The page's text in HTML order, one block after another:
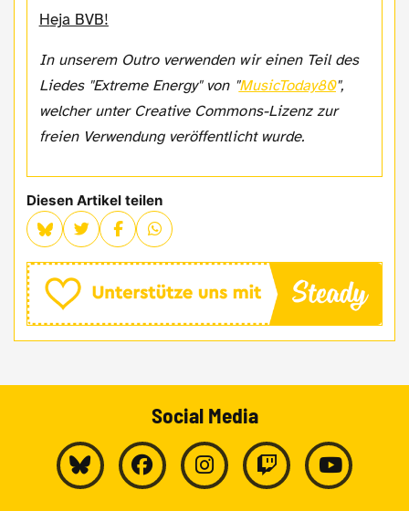
Heja BVB!
In unserem Outro verwenden wir einen Teil des
Liedes "Extreme Energy" von "MusicToday80",
welcher unter Creative Commons-Lizenz zur
freien Verwendung veröffentlicht wurde.
Diesen Artikel teilen
Social Media